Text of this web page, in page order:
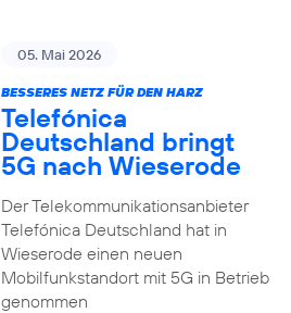
05. Mai 2026
BESSERES NETZ FÜR DEN HARZ
Telefónica
Deutschland bringt
5G nach Wieserode
Der Telekommunikationsanbieter
Telefónica Deutschland hat in
Wieserode einen neuen
Mobilfunkstandort mit 5G in Betrieb
genommen